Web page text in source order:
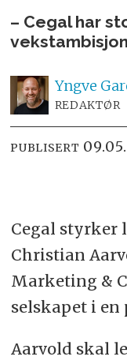
– Cegal har
Yngve
REDAKTØR
PUBLISERT
Cegal styrker
Christian
Marketing &
selskapet i en
Aarvold skal